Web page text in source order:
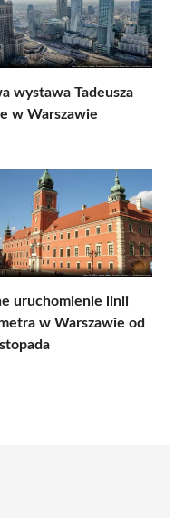
wystawa Tadeusza
w Warszawie
uruchomienie linii
w Warszawie od